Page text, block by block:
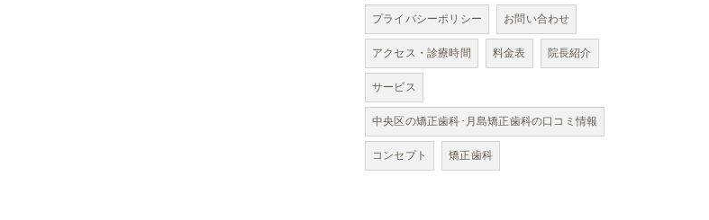
プライバシーポリシー
お問い合わせ
アクセス・診療時間
料金表
院長紹介
サービス
中央区の矯正歯科･月島矯正歯科の口コミ情報
コンセプト
矯正歯科